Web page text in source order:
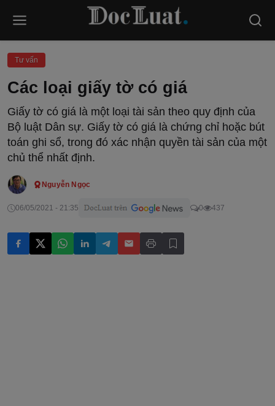
Tư vấn
Các loại giấy tờ có giá
Giấy tờ có giá là một loại tài sản theo quy định của
Bộ luật Dân sự. Giấy tờ có giá là chứng chỉ hoặc bút
toán ghi sổ, trong đó xác nhận quyền tài sản của một
chủ thể nhất định.
Nguyễn Ngọc
06/05/2021 - 21:35 0 437